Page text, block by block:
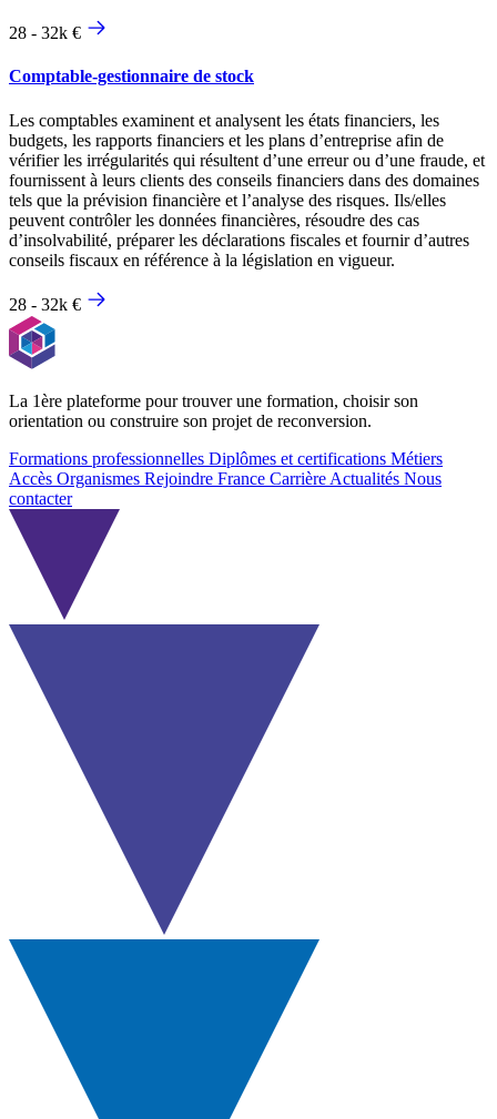
28 - 32k €
Comptable-gestionnaire de stock
Les comptables examinent et analysent les états financiers, les
budgets, les rapports financiers et les plans d’entreprise afin de
vérifier les irrégularités qui résultent d’une erreur ou d’une fraude, et
fournissent à leurs clients des conseils financiers dans des domaines
tels que la prévision financière et l’analyse des risques. Ils/elles
peuvent contrôler les données financières, résoudre des cas
d’insolvabilité, préparer les déclarations fiscales et fournir d’autres
conseils fiscaux en référence à la législation en vigueur.
28 - 32k €
La 1ère plateforme pour trouver une formation, choisir son
orientation ou construire son projet de reconversion.
Formations professionnelles Diplômes et certifications Métiers
Accès Organismes Rejoindre France Carrière Actualités Nous
contacter